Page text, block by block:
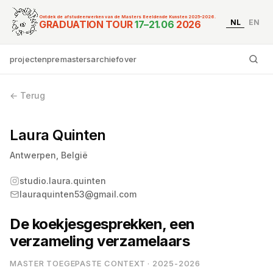
Graduation Tour
Ontdek de afstudeerwerken van de Masters Beeldende Kunsten 2025–2026.
GRADUATION TOUR17–21.06 2026 NL EN
projectenpremastersarchiefover
← Terug
De koekjesgesprekken, een
verzameling verzamelaars
MASTER TOEGEPASTE CONTEXT · 2025-2026
Laura Quinten
Antwerpen, België
studio.laura.quinten
lauraquinten53@gmail.com